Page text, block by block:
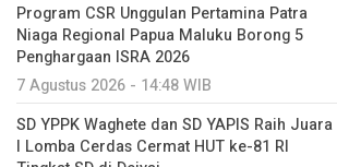
Program CSR Unggulan Pertamina Patra
Niaga Regional Papua Maluku Borong 5
Penghargaan ISRA 2026
7 Agustus 2026 - 14:48 WIB
SD YPPK Waghete dan SD YAPIS Raih Juara
I Lomba Cerdas Cermat HUT ke-81 RI